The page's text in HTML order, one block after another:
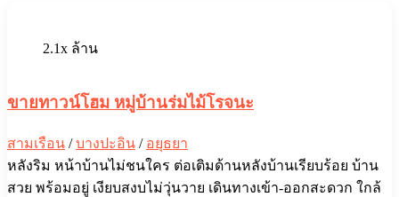
2.1x ล้าน
ขายทาวน์โฮม หมู่บ้านร่มไม้โรจนะ
สามเรือน /บางปะอิน / อยุธยา
หลังริม หน้าบ้านไม่ชนใคร ต่อเติมด้านหลังบ้านเรียบร้อย บ้าน
สวย พร้อมอยู่ เงียบสงบไม่วุ่นวาย เดินทางเข้า-ออกสะดวก ใกล้